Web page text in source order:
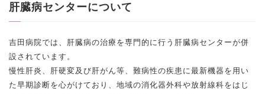
肝臓病センターについて
吉田病院では、肝臓病の治療を専門的に行う肝臓病センターが併
設されています。
慢性肝炎、肝硬変及び肝がん等、難病性の疾患に最新機器を用い
た早期診断を心がけており、地域の消化器外科や放射線科をはじ